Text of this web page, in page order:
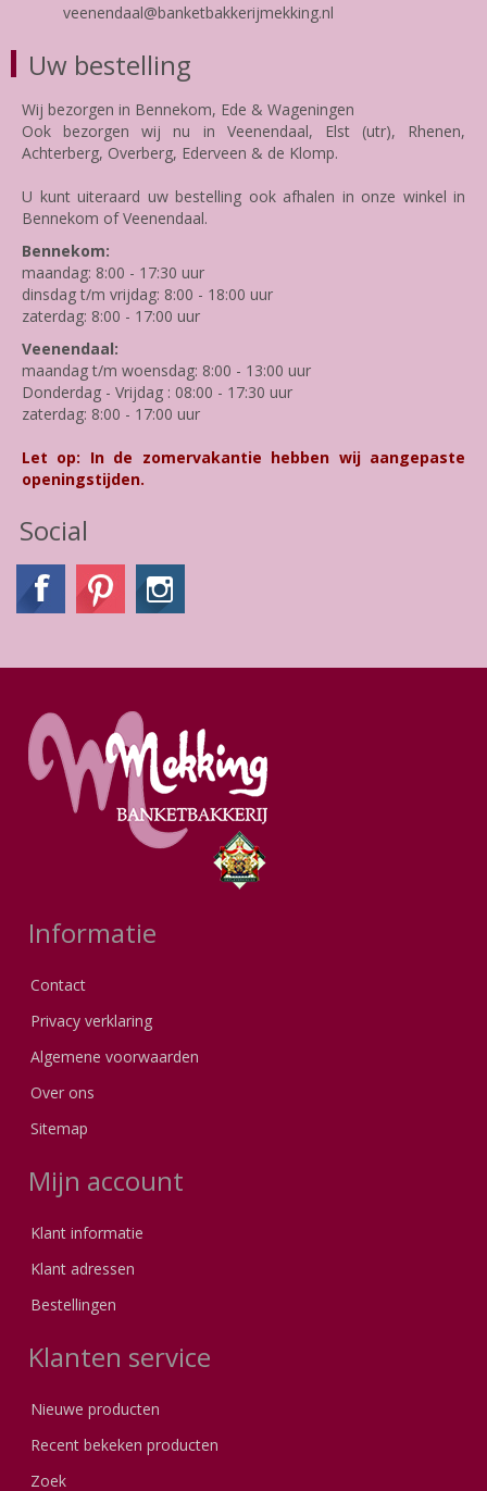
veenendaal@banketbakkerijmekking.nl
Uw bestelling
Wij bezorgen in Bennekom, Ede & Wageningen
Ook bezorgen wij nu in Veenendaal, Elst (utr), Rhenen,
Achterberg, Overberg, Ederveen & de Klomp.
U kunt uiteraard uw bestelling ook afhalen in onze winkel in
Bennekom of Veenendaal.
Bennekom:
maandag: 8:00 - 17:30 uur
dinsdag t/m vrijdag: 8:00 - 18:00 uur
zaterdag: 8:00 - 17:00 uur
Veenendaal:
maandag t/m woensdag: 8:00 - 13:00 uur
Donderdag - Vrijdag : 08:00 - 17:30 uur
zaterdag: 8:00 - 17:00 uur
Let op: In de zomervakantie hebben wij aangepaste
openingstijden.
Social
Informatie
Contact
Privacy verklaring
Algemene voorwaarden
Over ons
Sitemap
Mijn account
Klant informatie
Klant adressen
Bestellingen
Klanten service
Nieuwe producten
Recent bekeken producten
Zoek